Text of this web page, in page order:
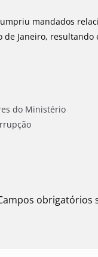
mandados
de Janeiro,
do Ministério
obrigatórios